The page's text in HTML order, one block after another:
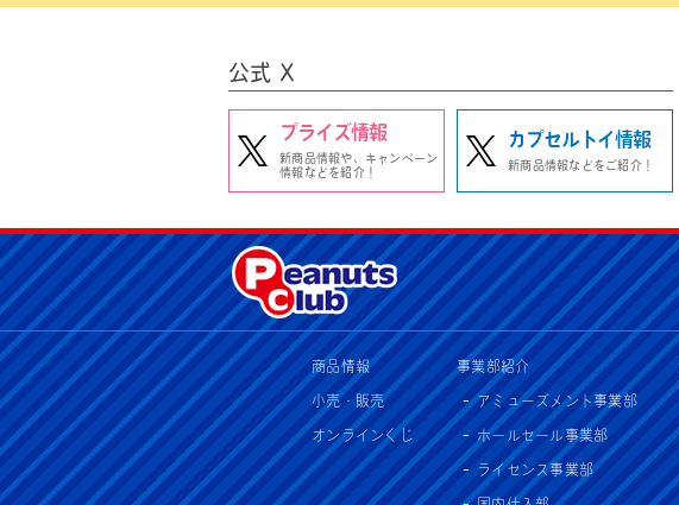
公式 X
プライズ情報
新商品情報や、キャンペーン
情報などを紹介！
カプセルトイ情報
新商品情報などをご紹介！
商品情報
小売・販売
オンラインくじ
事業部紹介
アミューズメント事業部
ホールセール事業部
ライセンス事業部